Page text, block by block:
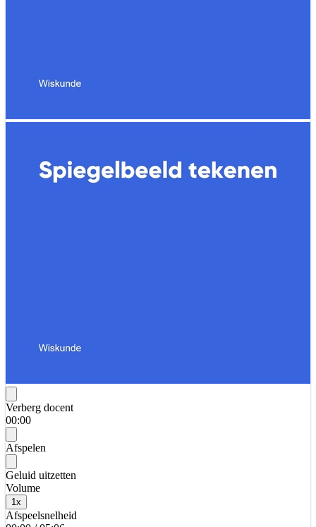
Verberg docent
00:00
Afspelen
Geluid uitzetten
Volume
1x
Afspeelsnelheid